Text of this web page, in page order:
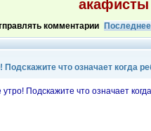
акафисты
комментарии
Подскажите что означает когда
Подскажите что означает